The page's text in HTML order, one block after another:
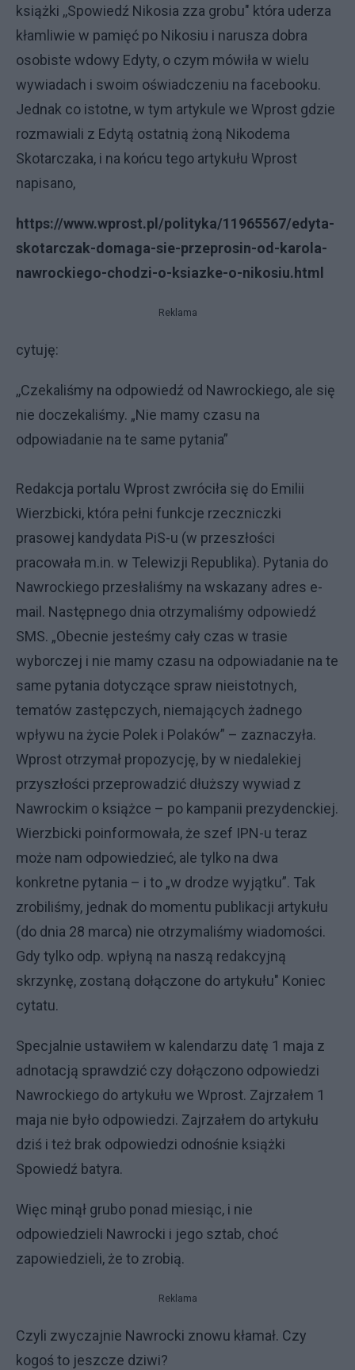
książki ,,Spowiedź Nikosia zza grobu" która uderza
kłamliwie w pamięć po Nikosiu i narusza dobra
osobiste wdowy Edyty, o czym mówiła w wielu
wywiadach i swoim oświadczeniu na facebooku.
Jednak co istotne, w tym artykule we Wprost gdzie
rozmawiali z Edytą ostatnią żoną Nikodema
Skotarczaka, i na końcu tego artykułu Wprost
napisano,
https://www.wprost.pl/polityka/11965567/edyta-
skotarczak-domaga-sie-przeprosin-od-karola-
nawrockiego-chodzi-o-ksiazke-o-nikosiu.html
Reklama
cytuję:
,,Czekaliśmy na odpowiedź od Nawrockiego, ale się
nie doczekaliśmy. „Nie mamy czasu na
odpowiadanie na te same pytania”
Redakcja portalu Wprost zwróciła się do Emilii
Wierzbicki, która pełni funkcje rzeczniczki
prasowej kandydata PiS-u (w przeszłości
pracowała m.in. w Telewizji Republika). Pytania do
Nawrockiego przesłaliśmy na wskazany adres e-
mail. Następnego dnia otrzymaliśmy odpowiedź
SMS. „Obecnie jesteśmy cały czas w trasie
wyborczej i nie mamy czasu na odpowiadanie na te
same pytania dotyczące spraw nieistotnych,
tematów zastępczych, niemających żadnego
wpływu na życie Polek i Polaków” – zaznaczyła.
Wprost otrzymał propozycję, by w niedalekiej
przyszłości przeprowadzić dłuższy wywiad z
Nawrockim o książce – po kampanii prezydenckiej.
Wierzbicki poinformowała, że szef IPN-u teraz
może nam odpowiedzieć, ale tylko na dwa
konkretne pytania – i to „w drodze wyjątku”. Tak
zrobiliśmy, jednak do momentu publikacji artykułu
(do dnia 28 marca) nie otrzymaliśmy wiadomości.
Gdy tylko odp. wpłyną na naszą redakcyjną
skrzynkę, zostaną dołączone do artykułu" Koniec
cytatu.
Specjalnie ustawiłem w kalendarzu datę 1 maja z
adnotacją sprawdzić czy dołączono odpowiedzi
Nawrockiego do artykułu we Wprost. Zajrzałem 1
maja nie było odpowiedzi. Zajrzałem do artykułu
dziś i też brak odpowiedzi odnośnie książki
Spowiedź batyra.
Więc minął grubo ponad miesiąc, i nie
odpowiedzieli Nawrocki i jego sztab, choć
zapowiedzieli, że to zrobią.
Reklama
Czyli zwyczajnie Nawrocki znowu kłamał. Czy
kogoś to jeszcze dziwi?